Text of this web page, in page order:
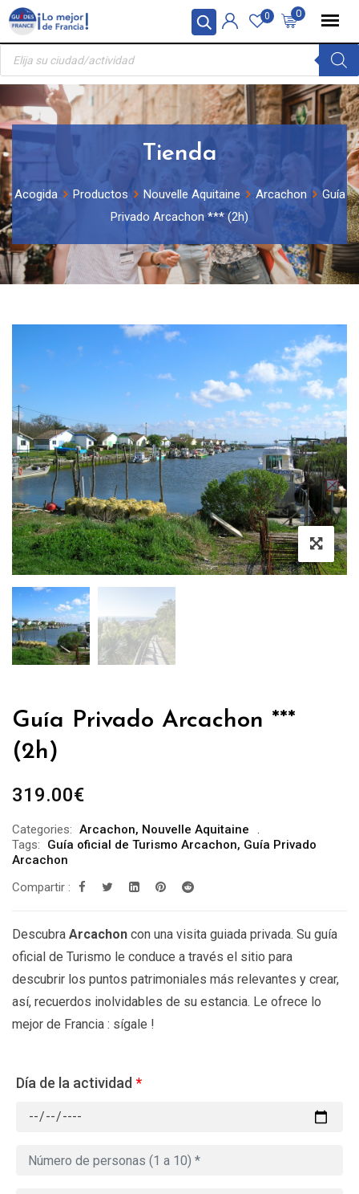
Panel de gestión de cookies
Skip
content
0
0
Búsqueda
productos
Tienda
Acogida Productos Nouvelle Aquitaine Arcachon
Guía
Privado Arcachon *** (2h)
Guía Privado Arcachon ***
(2h)
319.00€
Categories: Arcachon, Nouvelle Aquitaine
Tags:
Guía oficial de Turismo Arcachon, Guía Privado
Arcachon
Compartir :
Descubra Arcachon con una visita guiada privada. Su guía
oficial de Turismo le conduce a través el sitio para
descubrir los puntos patrimoniales más relevantes y crear,
así, recuerdos inolvidables de su estancia. Le ofrece lo
mejor de Francia : sígale !
Día de la actividad *